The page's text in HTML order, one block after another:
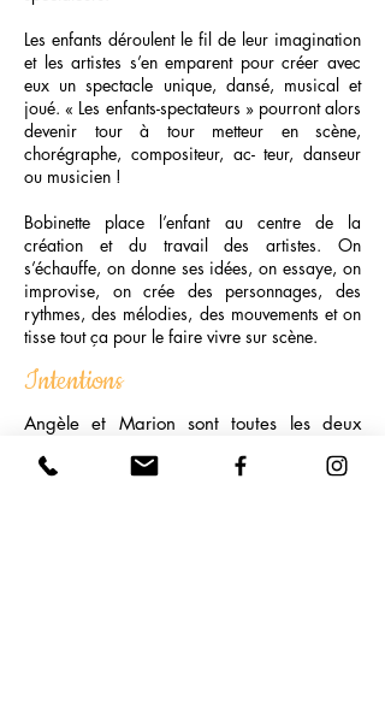
Les enfants déroulent le fil de leur imagination
et les artistes s’en emparent pour créer avec
eux un spectacle unique, dansé, musical et
joué. « Les enfants-spectateurs » pourront alors
devenir tour à tour metteur en scène,
chorégraphe, compositeur, ac- teur, danseur
ou musicien !
Bobinette place l’enfant au centre de la
création et du travail des artistes. On
s’échauffe, on donne ses idées, on essaye, on
improvise, on crée des personnages, des
rythmes, des mélodies, des mouvements et on
tisse tout ça pour le faire vivre sur scène.
Intentions
Angèle et Marion sont toutes les deux
temps en cours pour transmettre leur